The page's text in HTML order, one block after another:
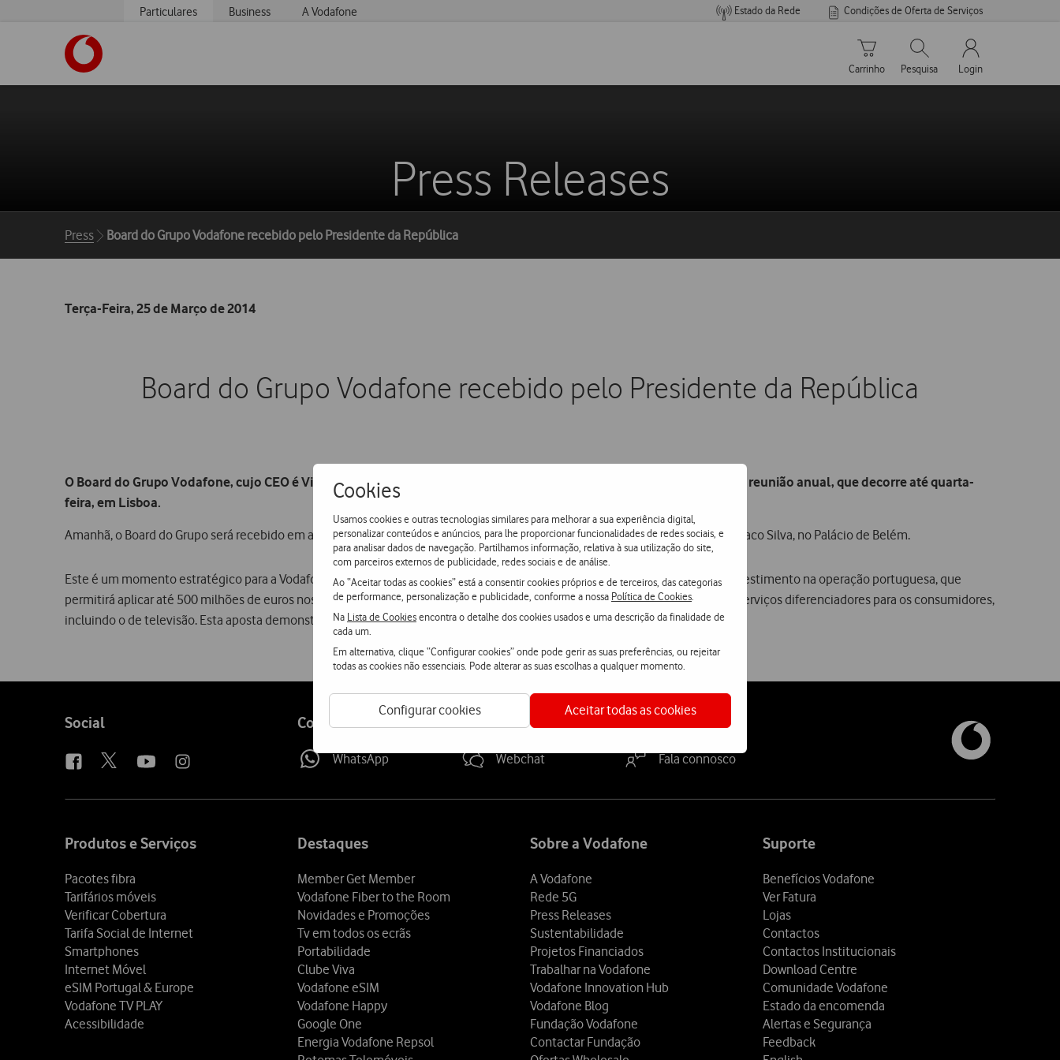
Cookies
Usamos cookies e outras tecnologias similares para melhorar a sua experiência digital,
personalizar conteúdos e anúncios, para lhe proporcionar funcionalidades de redes sociais, e
para analisar dados de navegação. Partilhamos informação, relativa à sua utilização do site,
com parceiros externos de publicidade, redes sociais e de análise.
Ao “Aceitar todas as cookies” está a consentir cookies próprios e de terceiros, das categorias
de performance, personalização e publicidade, conforme a nossa Política de Cookies
Na Lista de Cookiesencontra o detalhe dos cookies usados e uma descrição da finalidade de
cada um.
Em alternativa, clique “Configurar cookies” onde pode gerir as suas preferências, ou rejeitar
todas as cookies não essenciais. Pode alterar as suas escolhas a qualquer momento.
Configurar cookies Aceitar todas as cookies
Particulares Business A Vodafone Estado da Rede Condições de Oferta de Serviços
Carrinho de compras
Carrinho
Pesquisar
Pesquisa
My Vodafone
Login
Press Releases
Breadcrumbs
Press Board do Grupo Vodafone recebido pelo Presidente da República
Terça-Feira, 25 de Março de 2014
Board do Grupo Vodafone recebido pelo Presidente da República
O Board do Grupo Vodafone, cujo CEO é Vittorio Colao, escolheu pela primeira vez Portugal para a realização da sua reunião anual, que decorre até quarta-
feira, em Lisboa.
Amanhã, o Board do Grupo será recebido em audiência pelo Exmo. Sr. Presidente da República Portuguesa, Prof. Dr. Aníbal Cavaco Silva, no Palácio de Belém.
Este é um momento estratégico para a Vodafone Portugal e para o próprio País, após o Grupo ter anunciado um reforço de investimento na operação portuguesa, que
permitirá aplicar até 500 milhões de euros nos próximos 2 anos no desenvolvimento de uma rede ainda mais avançada e de serviços diferenciadores para os consumidores,
incluindo o de televisão. Esta aposta demonstra o grau de compromisso da Vodafone com o mercado português.
Follow
Social Contacta-nos
WhatsApp Webchat Fala connosco
Produtos e Serviços
Pacotes fibra
Tarifários móveis
Verificar Cobertura
Tarifa Social de Internet
Smartphones
Internet Móvel
eSIM Portugal & Europe
Vodafone TV PLAY
Acessibilidade
Destaques
Member Get Member
Vodafone Fiber to the Room
Novidades e Promoções
Tv em todos os ecrãs
Portabilidade
Clube Viva
Vodafone eSIM
Vodafone Happy
Google One
Energia Vodafone Repsol
Sobre a Vodafone
A Vodafone
Rede 5G
Press Releases
Sustentabilidade
Projetos Financiados
Trabalhar na Vodafone
Vodafone Innovation Hub
Vodafone Blog
Fundação Vodafone
Contactar Fundação
Suporte
Benefícios Vodafone
Ver Fatura
Lojas
Contactos
Contactos Institucionais
Download Centre
Comunidade Vodafone
Estado da encomenda
Alertas e Segurança
Feedback